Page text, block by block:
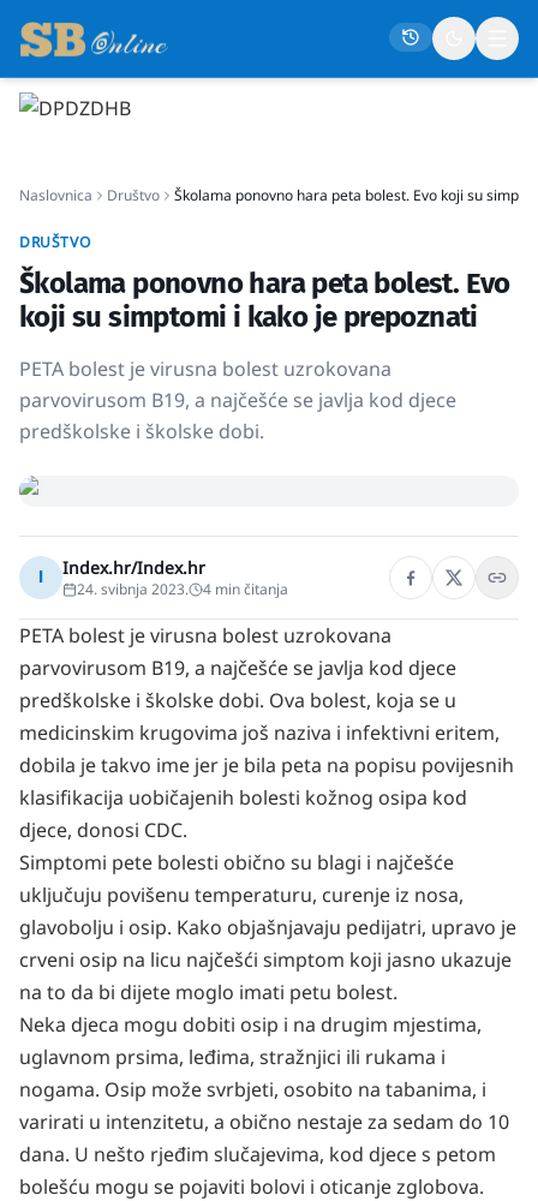
Društvo
Politika
Gospodarstvo
Život
Crna kronika
Sport
Osmrtnice
Naslovnica Društvo Školama ponovno hara peta bolest. Evo koji su
DRUŠTVO
Školama ponovno hara peta bolest. Evo
koji su simptomi i kako je prepoznati
PETA bolest je virusna bolest uzrokovana
parvovirusom B19, a najčešće se javlja kod djece
predškolske i školske dobi.
I Index.hr/Index.hr
24. svibnja 2023. 4 min čitanja
PETA bolest je virusna bolest uzrokovana
parvovirusom B19, a najčešće se javlja kod djece
predškolske i školske dobi. Ova bolest, koja se u
medicinskim krugovima još naziva i infektivni eritem,
dobila je takvo ime jer je bila peta na popisu povijesnih
klasifikacija uobičajenih bolesti kožnog osipa kod
djece, donosi CDC.
Simptomi pete bolesti obično su blagi i najčešće
uključuju povišenu temperaturu, curenje iz nosa,
glavobolju i osip. Kako objašnjavaju pedijatri, upravo je
crveni osip na licu najčešći simptom koji jasno ukazuje
na to da bi dijete moglo imati petu bolest.
Neka djeca mogu dobiti osip i na drugim mjestima,
uglavnom prsima, leđima, stražnjici ili rukama i
nogama. Osip može svrbjeti, osobito na tabanima, i
varirati u intenzitetu, a obično nestaje za sedam do 10
dana. U nešto rjeđim slučajevima, kod djece s petom
bolešću mogu se pojaviti bolovi i oticanje zglobova.